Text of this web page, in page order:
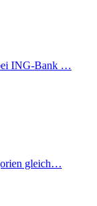
ING-Bank …
gleich…